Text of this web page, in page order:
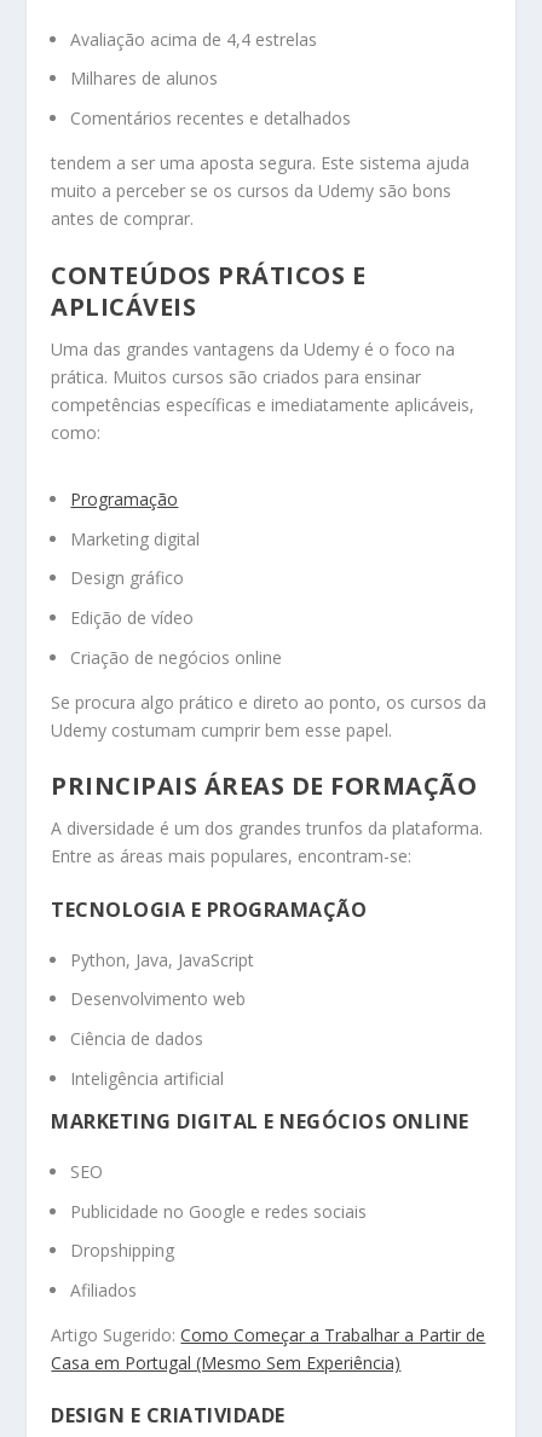
Avaliação acima de 4,4 estrelas
Milhares de alunos
Comentários recentes e detalhados
tendem a ser uma aposta segura. Este sistema ajuda
muito a perceber se os cursos da Udemy são bons
antes de comprar.
CONTEÚDOS PRÁTICOS E
APLICÁVEIS
Uma das grandes vantagens da Udemy é o foco na
prática. Muitos cursos são criados para ensinar
competências específicas e imediatamente aplicáveis,
como:
Programação
Marketing digital
Design gráfico
Edição de vídeo
Criação de negócios online
Se procura algo prático e direto ao ponto, os cursos da
Udemy costumam cumprir bem esse papel.
PRINCIPAIS ÁREAS DE FORMAÇÃO
A diversidade é um dos grandes trunfos da plataforma.
Entre as áreas mais populares, encontram-se:
TECNOLOGIA E PROGRAMAÇÃO
Python, Java, JavaScript
Desenvolvimento web
Ciência de dados
Inteligência artificial
MARKETING DIGITAL E NEGÓCIOS ONLINE
SEO
Publicidade no Google e redes sociais
Dropshipping
Afiliados
Artigo Sugerido:Como Começar a Trabalhar a Partir de
Casa em Portugal (Mesmo Sem Experiência)
DESIGN E CRIATIVIDADE